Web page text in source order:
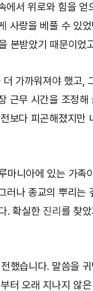
서 위로와 힘을 얻
사랑을 베풀 수 있
본받았기 때문이었
가까워져야 했고,
근무 시간을 조정해
보다 피곤해졌지만
마니아에 있는 가족
나 종교의 뿌리는
. 확실한 진리 를 찾
했습니다. 말씀을
터 오래 지나지 않은